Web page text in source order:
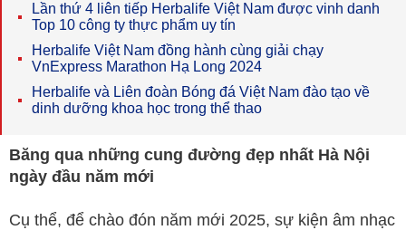
Lần thứ 4 liên tiếp Herbalife Việt Nam được vinh danh
Top 10 công ty thực phẩm uy tín
Herbalife Việt Nam đồng hành cùng giải chạy
VnExpress Marathon Hạ Long 2024
Herbalife và Liên đoàn Bóng đá Việt Nam đào tạo về
dinh dưỡng khoa học trong thể thao
Băng qua những cung đường đẹp nhất Hà Nội
ngày đầu năm mới
Cụ thể, để chào đón năm mới 2025, sự kiện âm nhạc